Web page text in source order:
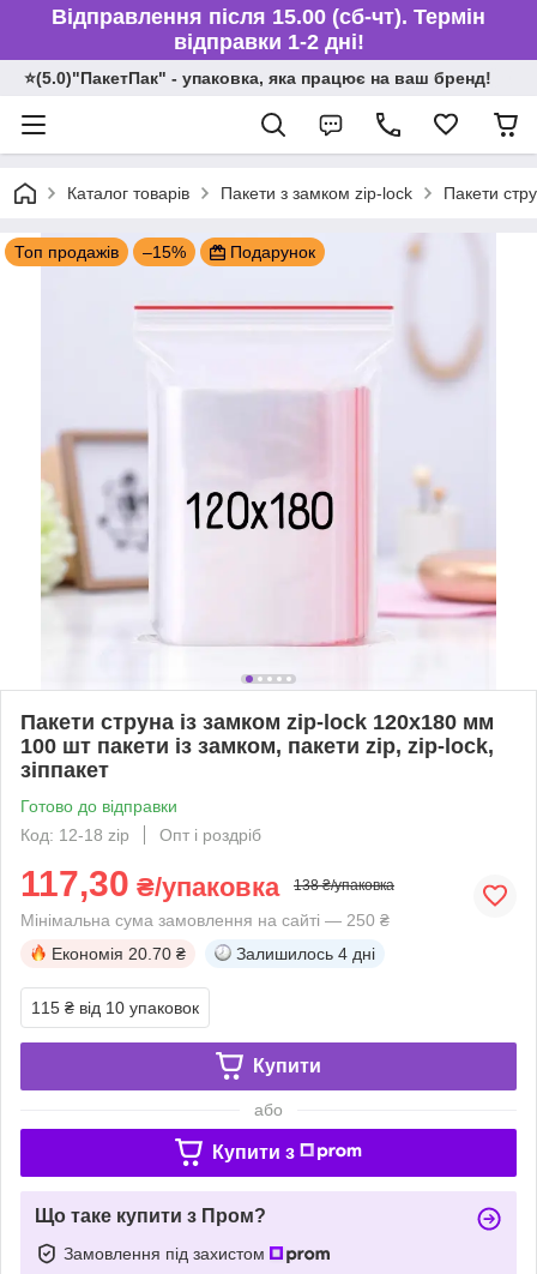
Відправлення після 15.00 (сб-чт). Термін
відправки 1-2 дні!
⭐️(5.0)"ПакетПак" - упаковка, яка працює на ваш бренд!
Каталог товарів Пакети з замком zip-lock Пакети
Топ продажів –15% Подарунок
Пакети струна із замком zip-lock 120x180 мм
100 шт пакети із замком, пакети zip, zip-lock,
зіппакет
Готово до відправки
Код: 12-18 zip
Опт і роздріб
117,30 ₴/упаковка 138 ₴/упаковка
Мінімальна сума замовлення на сайті — 250 ₴
Економія 20.70 ₴ Залишилось 4 дні
115 ₴ від 10 упаковок
Купити
або
Купити з
Що таке купити з Пром?
Замовлення під захистом